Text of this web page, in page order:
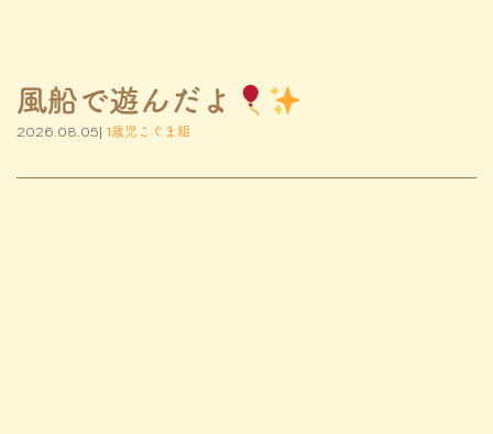
風船で遊んだよ
2026.08.05| 1歳児こぐま組